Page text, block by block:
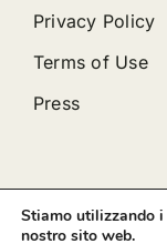
Privacy Policy
Terms of Use
Press
© 2012 - 2026 •
Stiamo utilizzando
nostro sito web.